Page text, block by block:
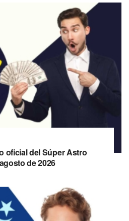
oficial del Súper Astro
de 2026